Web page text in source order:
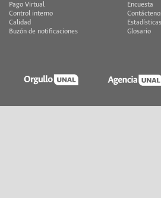
Pago Virtual
Control interno
Calidad
Buzón de notificaciones
Encuesta
Estadísticas
Glosario